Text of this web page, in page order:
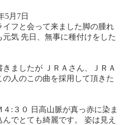
5月7日
イフと会って来ました脚の腫れ
元気 先日、無事に種付けをした
きましたが ＪＲＡさん、ＪＲＡ
人のこの曲を採用して頂きた
:３０ 日高山脈が真っ赤に染ま
でとても綺麗です。 姿は見え